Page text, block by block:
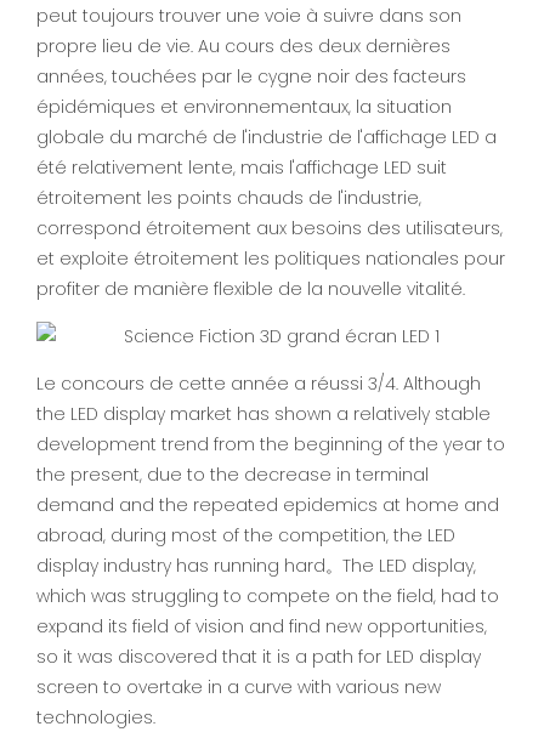
peut toujours trouver une voie à suivre dans son
propre lieu de vie. Au cours des deux dernières
années, touchées par le cygne noir des facteurs
épidémiques et environnementaux, la situation
globale du marché de l'industrie de l'affichage LED a
été relativement lente, mais l'affichage LED suit
étroitement les points chauds de l'industrie,
correspond étroitement aux besoins des utilisateurs,
et exploite étroitement les politiques nationales pour
profiter de manière flexible de la nouvelle vitalité.
Le concours de cette année a réussi 3/4. Although
the LED display market has shown a relatively stable
development trend from the beginning of the year to
the present, due to the decrease in terminal
demand and the repeated epidemics at home and
abroad, during most of the competition, the LED
display industry has running hard。The LED display,
which was struggling to compete on the field, had to
expand its field of vision and find new opportunities,
so it was discovered that it is a path for LED display
screen to overtake in a curve with various new
technologies.